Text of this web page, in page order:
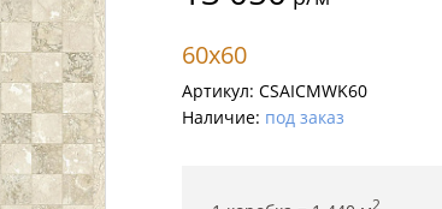
60x60
Артикул: CSAICMWK60
Наличие: под заказ
2